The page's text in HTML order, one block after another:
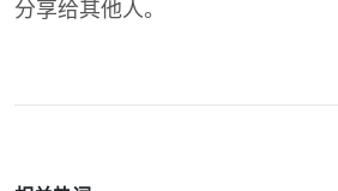
分享给其他人。